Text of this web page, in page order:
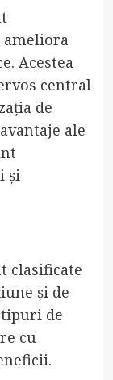
Acestea
central
de
ale
și
clasificate
și de
de
cu